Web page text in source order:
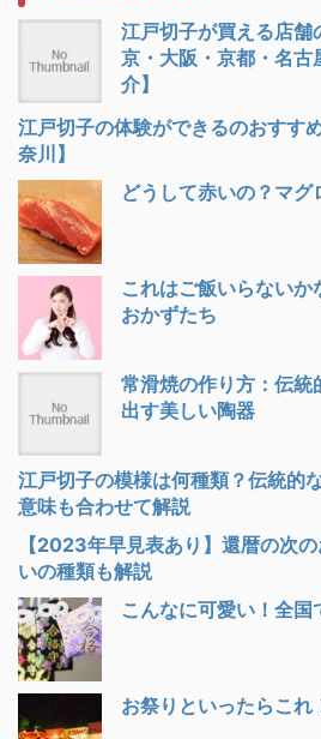
江戸切子が買える店舗
京・大阪・京都・名古
介】
江戸切子の体験ができるのおすす
奈川】
どうして赤いの？マグ
これはご飯いらない
おかずたち
常滑焼の作り方：伝統
出す美しい陶器
江戸切子の模様は何種類？伝統的
意味も合わせて解説
【2023年早見表あり】還暦の次
いの種類も解説
こんなに可愛い！全
お祭りといったらこれ